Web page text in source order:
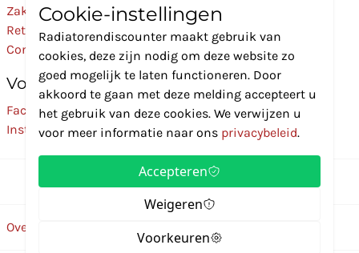
Zakelijk
Retourneren
Contact
Volg Ons
Facebook
Instagram
Over ons
Cookie-instellingen
Radiatorendiscounter maakt gebruik van
cookies, deze zijn nodig om deze website zo
goed mogelijk te laten functioneren. Door
akkoord te gaan met deze melding accepteert u
het gebruik van deze cookies. We verwijzen u
voor meer informatie naar ons privacybeleid.
Accepteren
Weigeren
Voorkeuren